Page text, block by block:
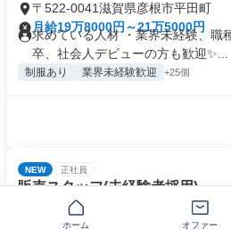
〒522-0041滋賀県彦根市平田町
月給19万8000円～21万5000円
求めている人材 ・業界未経験、職
卒、社会人デビューの方も歓迎✨...
制服あり 業界未経験歓迎 +25個
NEW 正社員
販売スタッフ(未経験者採用)
株式会社ネクステージ
第二新卒＆完全未経験歓迎❗引っ越し
ホーム オファー